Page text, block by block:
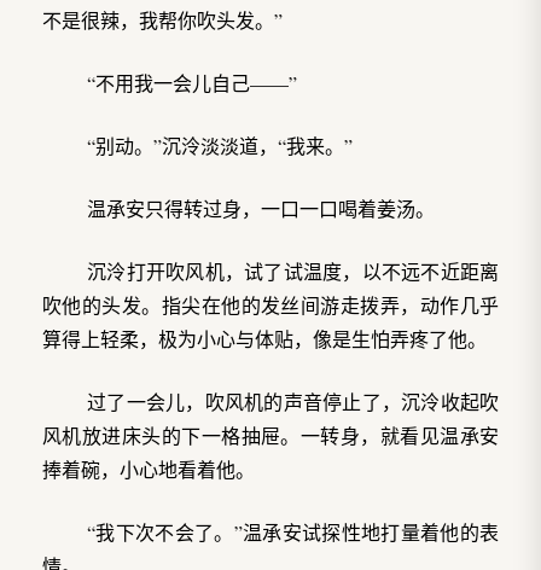
不是很辣，我帮你吹头发。”
“不用我一会儿自己——”
“别动。”沉泠淡淡道，“我来。”
温承安只得转过身，一口一口喝着姜汤。
沉泠打开吹风机，试了试温度，以不远不近距离
吹他的头发。指尖在他的发丝间游走拨弄，动作几乎
算得上轻柔，极为小心与体贴，像是生怕弄疼了他。
过了一会儿，吹风机的声音停止了，沉泠收起吹
风机放进床头的下一格抽屉。一转身，就看见温承安
捧着碗，小心地看着他。
“我下次不会了。”温承安试探性地打量着他的表